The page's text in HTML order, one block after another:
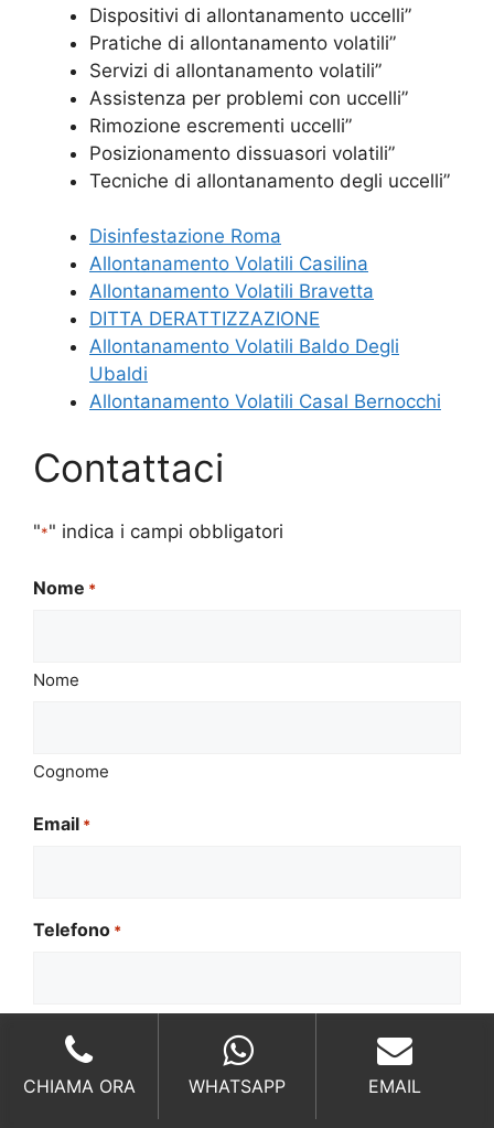
Dispositivi di allontanamento uccelli”
Pratiche di allontanamento volatili”
Servizi di allontanamento volatili”
Assistenza per problemi con uccelli”
Rimozione escrementi uccelli”
Posizionamento dissuasori volatili”
Tecniche di allontanamento degli uccelli”
Disinfestazione Roma
Allontanamento Volatili Casilina
Allontanamento Volatili Bravetta
DITTA DERATTIZZAZIONE
Allontanamento Volatili Baldo Degli
Ubaldi
Allontanamento Volatili Casal Bernocchi
Contattaci
"*" indica i campi obbligatori
Nome *
Nome
Cognome
Email *
Telefono *
Il tuo messaggio
CHIAMA ORA WHATSAPP EMAIL